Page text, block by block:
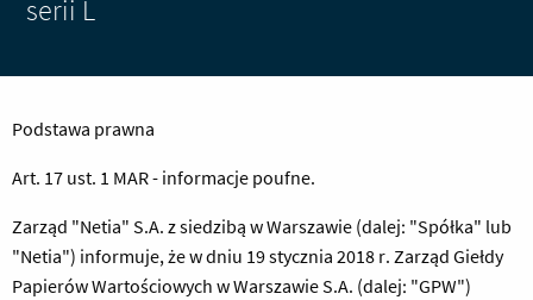
serii L
Podstawa prawna
Art. 17 ust. 1 MAR - informacje poufne.
Zarząd "Netia" S.A. z siedzibą w Warszawie (dalej: "Spółka" lub
"Netia") informuje, że w dniu 19 stycznia 2018 r. Zarząd Giełdy
Papierów Wartościowych w Warszawie S.A. (dalej: "GPW")